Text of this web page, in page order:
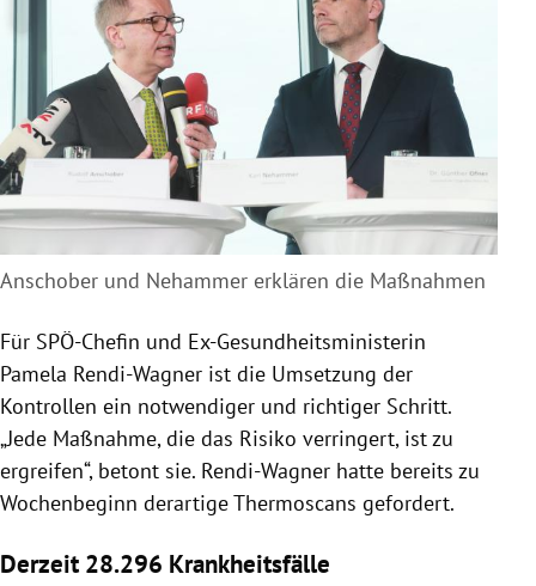
Anschober und Nehammer erklären die Maßnahmen
Für SPÖ-Chefin und Ex-Gesundheitsministerin
Pamela Rendi-Wagner ist die Umsetzung der
Kontrollen ein notwendiger und richtiger Schritt.
„Jede Maßnahme, die das Risiko verringert, ist zu
ergreifen“, betont sie. Rendi-Wagner hatte bereits zu
Wochenbeginn derartige Thermoscans gefordert.
Derzeit 28.296 Krankheitsfälle